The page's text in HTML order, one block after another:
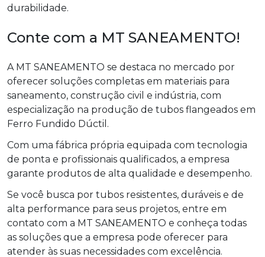
durabilidade.
Conte com a MT SANEAMENTO!
A MT SANEAMENTO se destaca no mercado por
oferecer soluções completas em materiais para
saneamento, construção civil e indústria, com
especialização na produção de tubos flangeados em
Ferro Fundido Dúctil.
Com uma fábrica própria equipada com tecnologia
de ponta e profissionais qualificados, a empresa
garante produtos de alta qualidade e desempenho.
Se você busca por tubos resistentes, duráveis e de
alta performance para seus projetos, entre em
contato com a MT SANEAMENTO e conheça todas
as soluções que a empresa pode oferecer para
atender às suas necessidades com excelência.